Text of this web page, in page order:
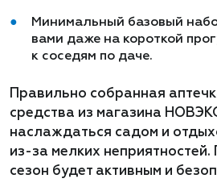
Минимальный базовый
вами даже на короткой
к соседям по даче.
Правильно собранная
средства из магазина
наслаждаться садом и
из-за мелких неприятностей.
сезон будет активным и